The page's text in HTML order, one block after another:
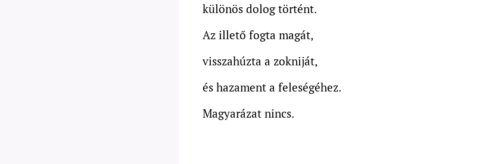
különös dolog történt.
Az illető fogta magát,
visszahúzta a zokniját,
és hazament a feleségéhez.
Magyarázat nincs.